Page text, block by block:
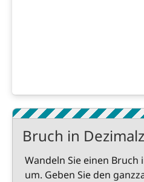
Bruch in
Wandeln Sie einen
um. Geben Sie den